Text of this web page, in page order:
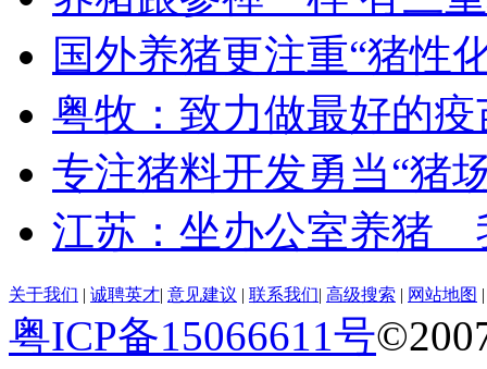
国外养猪更注重“猪性
粤牧：致力做最好的
专注猪料开发勇当“猪
江苏：坐办公室养猪
关于我们 | 诚聘英才| 意见建议 | 联系我们| 高级搜索 | 网站地图
粤ICP备15066611号